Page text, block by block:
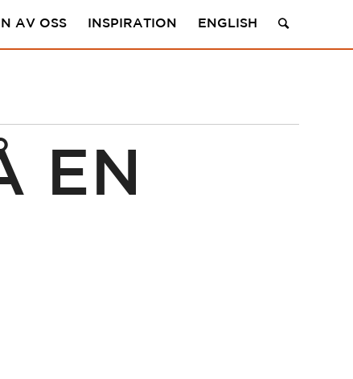
AV OSS INSPIRATION ENGLISH
EN